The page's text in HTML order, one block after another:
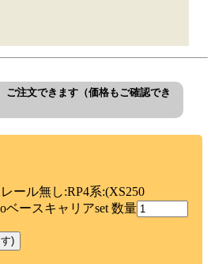
ご注文できます（価格もご確認でき
ール無し:RP4系:(XS250
ベースキャリアset 数量